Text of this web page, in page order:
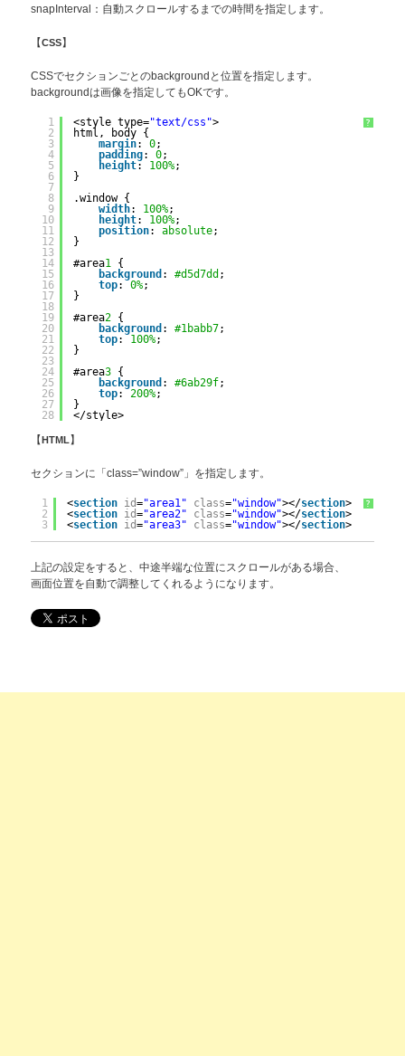
snapInterval：自動スクロールするまでの時間を指定します。
【CSS】
CSSでセクションごとのbackgroundと位置を指定します。
backgroundは画像を指定してもOKです。
?
1
2
3
4
5
6
7
8
9
10
11
12
13
14
15
16
17
18
19
20
21
22
23
24
25
26
27
28
<style type="text/css">
html, body {
margin: 0;
padding: 0;
height: 100%;
}
.window {
width: 100%;
height: 100%;
position: absolute;
}
#area1
{
background : #d5d7dd ;
top: 0%;
}
#area2
{
background : #1babb7;
top: 100%;
}
#area3
{
background : #6ab29f;
top: 200%;
}
</style>
【HTML 】
セクションに「class=”window”」を指定します。
?
1
2
3
<section id="area1" class="window"></section>
<section id="area2" class="window"></section>
<section id="area3" class="window"></section>
上記の設定をすると、中途半端な位置にスクロールがある場合、
画面位置を自動で調整してくれるようになります。